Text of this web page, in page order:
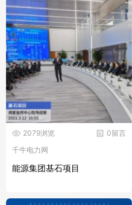
0留言
2079浏览
千牛电力网
能源集团基石项目